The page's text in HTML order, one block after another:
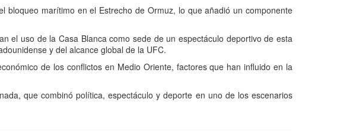
marítimo en el Estrecho de Ormuz, lo que añadió un componente
el uso de la Casa Blanca como sede de un espectáculo deportivo de esta
y del alcance global de la UFC.
de los conflictos en Medio Oriente, factores que han influido en la
que combinó política, espectáculo y deporte en uno de los escenarios